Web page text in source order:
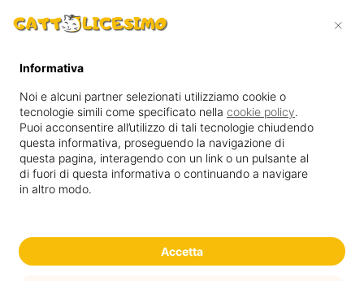
Cerca
Menu
Salute & Benessere
Il gatto si fida di voi, perché capisce chesiete pronti a
prendervi cura di lui in ogni momento
Informativa
Noi e alcuni partner selezionati utilizziamo cookie o
tecnologie simili come specificato nella cookie policy.
Puoi acconsentire all’utilizzo di tali tecnologie chiudendo
questa informativa, proseguendo la navigazione di
questa pagina, interagendo con un link o un pulsante al
di fuori di questa informativa o continuando a navigare
in altro modo.
Accetta
×